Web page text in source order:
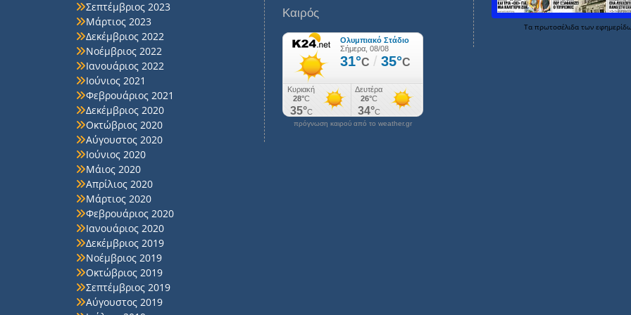
Σεπτέμβριος 2023
Μάρτιος 2023
Δεκέμβριος 2022
Νοέμβριος 2022
Ιανουάριος 2022
Ιούνιος 2021
Φεβρουάριος 2021
Δεκέμβριος 2020
Οκτώβριος 2020
Αύγουστος 2020
Ιούνιος 2020
Μάιος 2020
Απρίλιος 2020
Μάρτιος 2020
Φεβρουάριος 2020
Ιανουάριος 2020
Δεκέμβριος 2019
Νοέμβριος 2019
Οκτώβριος 2019
Σεπτέμβριος 2019
Αύγουστος 2019
Καιρός
πρόγνωση καιρού από το weather.gr
Τα πρωτοσέλιδα των